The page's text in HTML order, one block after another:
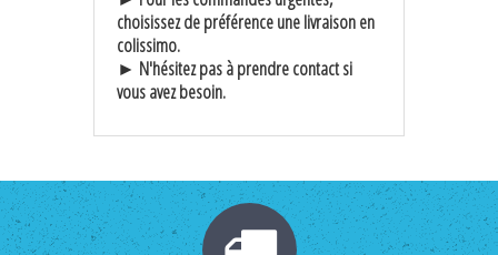
choisissez de préférence une livraison en
colissimo.
► N'hésitez pas à prendre contact si
vous avez besoin.